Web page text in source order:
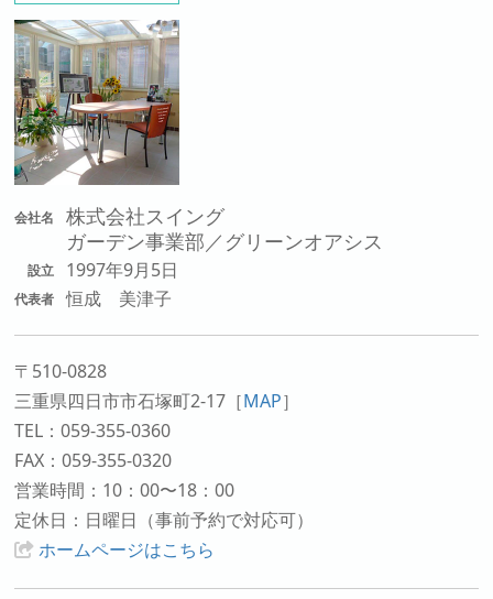
会社名
株式会社スイング
ガーデン事業部／グリーンオアシス
設立 1997年9月5日
代表者 恒成 美津子
〒510-0828
三重県四日市市石塚町2-17 ［MAP］
TEL：059-355-0360
FAX：059-355-0320
営業時間：10：00〜18：00
定休日：日曜日（事前予約で対応可）
ホームページはこちら